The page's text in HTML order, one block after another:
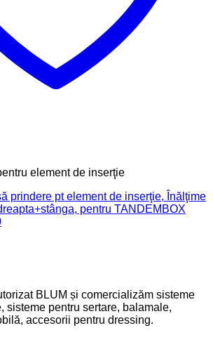
element de inserţie
prindere pt element de inserţie, Înălţime
pentru TANDEMBOX
BLUM și comercializăm sisteme
sisteme pentru sertare, balamale,
accesorii pentru dressing.